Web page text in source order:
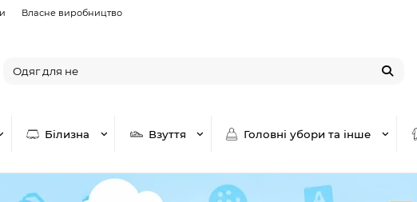
Власне виробництво
Білизна Взуття Головні убори та інше